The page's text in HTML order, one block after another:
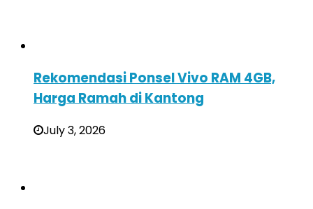
Rekomendasi Ponsel Vivo RAM 4GB,
Harga Ramah di Kantong
July 3, 2026